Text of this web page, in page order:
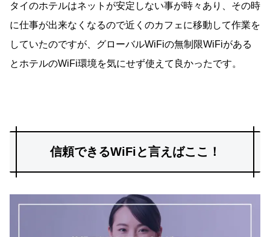
タイのホテルはネットが安定しない事が時々あり、その時
に仕事が出来なくなるので近くのカフェに移動して作業を
していたのですが、グローバルWiFiの無制限WiFiがある
とホテルのWiFi環境を気にせず使えて良かったです。
信頼できるWiFiと言えばここ！